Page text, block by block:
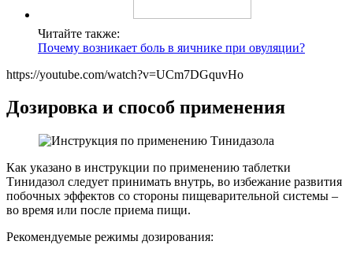
Читайте также:
Почему возникает боль в яичнике при овуляции?
https://youtube.com/watch?v=UCm7DGquvHo
Дозировка и способ применения
Как указано в инструкции по применению таблетки
Тинидазол следует принимать внутрь, во избежание развития
побочных эффектов со стороны пищеварительной системы –
во время или после приема пищи.
Рекомендуемые режимы дозирования: